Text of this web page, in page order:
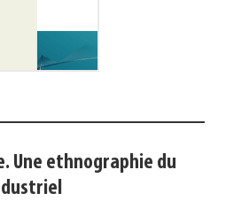
Une ethnographie du